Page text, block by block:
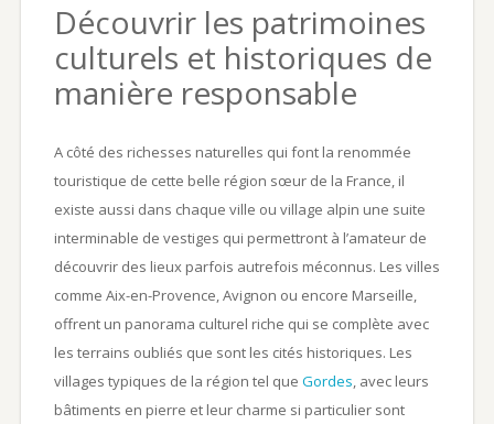
Découvrir les patrimoines
culturels et historiques de
manière responsable
A côté des richesses naturelles qui font la renommée
touristique de cette belle région sœur de la France, il
existe aussi dans chaque ville ou village alpin une suite
interminable de vestiges qui permettront à l’amateur de
découvrir des lieux parfois autrefois méconnus. Les villes
comme Aix-en-Provence, Avignon ou encore Marseille,
offrent un panorama culturel riche qui se complète avec
les terrains oubliés que sont les cités historiques. Les
villages typiques de la région tel que Gordes, avec leurs
bâtiments en pierre et leur charme si particulier sont